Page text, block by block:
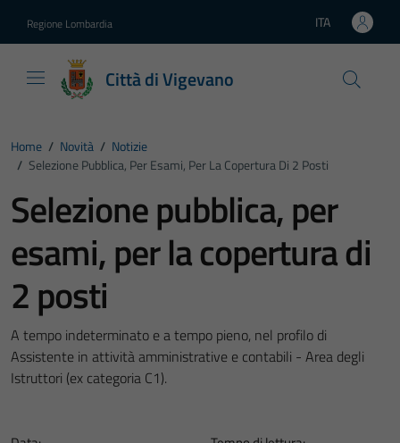
Regione Lombardia Lingua attiva:
ITA
Città di Vigevano
Home / Novità / Notizie
/ Selezione Pubblica, Per Esami, Per La Copertura Di 2 Posti
Selezione pubblica, per
esami, per la copertura di
2 posti
A tempo indeterminato e a tempo pieno, nel profilo di
Assistente in attività amministrative e contabili - Area degli
Istruttori (ex categoria C1).